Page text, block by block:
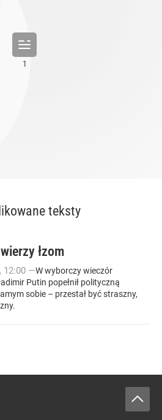
teksty
łzom
, 12:00 —W wyborczy wieczór
Putin popełnił polityczną
sobie – przestał być straszny,